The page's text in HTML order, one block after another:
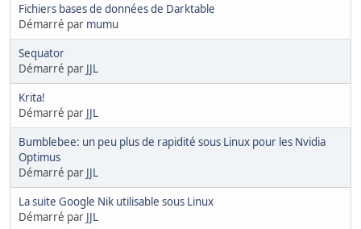
Fichiers bases de données de Darktable
Démarré par mumu
Sequator
Démarré par JJL
Krita!
Démarré par JJL
Bumblebee: un peu plus de rapidité sous Linux pour les Nvidia
Optimus
Démarré par JJL
La suite Google Nik utilisable sous Linux
Démarré par JJL